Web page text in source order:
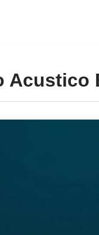
Acustico